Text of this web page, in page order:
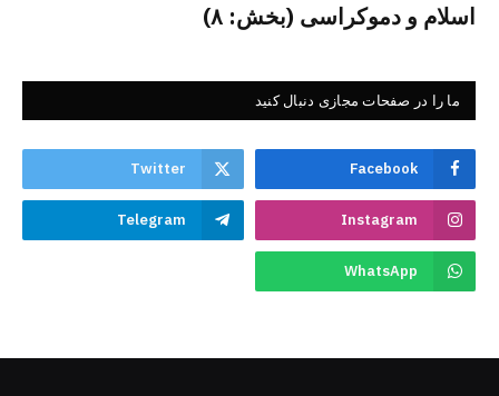
اسلام و دموکراسی (بخش: ۸)
ما را در صفحات مجازی دنبال کنید
Facebook
Twitter
Instagram
Telegram
WhatsApp